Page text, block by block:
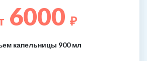
6000 ₽
капельницы 900 мл